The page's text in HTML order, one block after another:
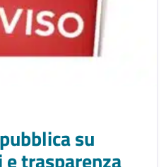
su
trasparenza